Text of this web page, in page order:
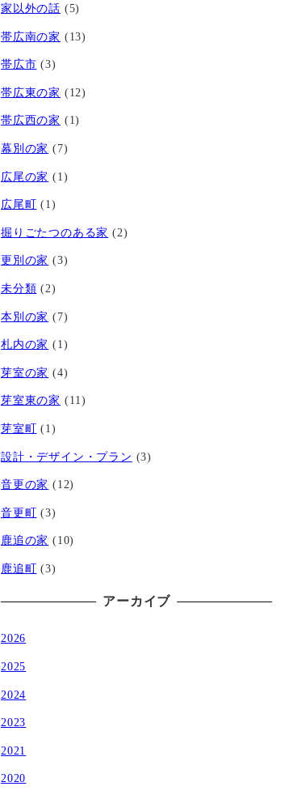
家以外の話 (5)
帯広南の家 (13)
帯広市 (3)
帯広東の家 (12)
帯広西の家 (1)
幕別の家 (7)
広尾の家 (1)
広尾町 (1)
掘りごたつのある家 (2)
更別の家 (3)
未分類 (2)
本別の家 (7)
札内の家 (1)
芽室の家 (4)
芽室東の家 (11)
芽室町 (1)
設計・デザイン・プラン (3)
音更の家 (12)
音更町 (3)
鹿追の家 (10)
鹿追町 (3)
アーカイブ
2026
2025
2024
2023
2021
2020